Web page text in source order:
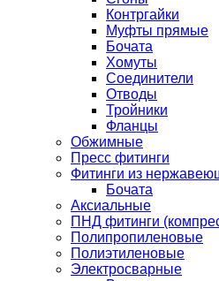
Контргайки
Муфты прямые
Бочата
Хомуты
Соединители
Отводы
Тройники
Фланцы
Обжимные
Пресс фитинги
Фитинги из
Бочата
Аксиальные
ПНД фитинги
Полипропиленовые
Полиэтиленовые
Электросварные